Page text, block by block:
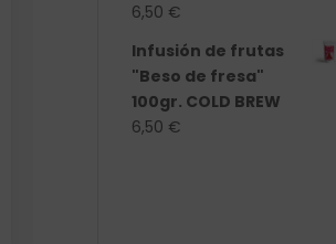
6,50 €
Infusión de frutas
"Beso de fresa"
100gr. COLD BREW
6,50 €